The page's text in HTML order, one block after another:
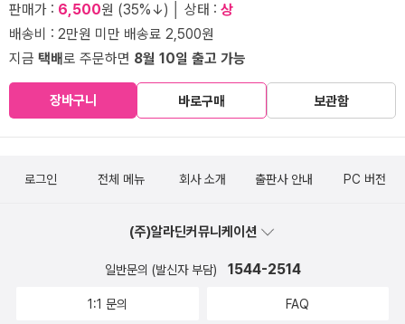
판매가 : 6,500원 (35%↓) │ 상태 : 상
배송비 : 2만원 미만 배송료 2,500원
지금 택배로 주문하면 8월 10일 출고 가능
장바구니 바로구매 보관함
로그인 전체 메뉴 회사 소개 출판사 안내 PC 버전
(주)알라딘커뮤니케이션
일반문의 (발신자 부담) 1544-2514
1:1 문의 FAQ